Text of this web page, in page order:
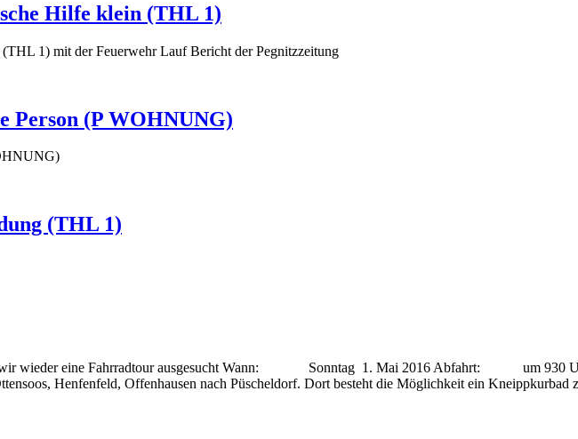
Hilfe klein (THL 1)
1) mit der Feuerwehr Lauf Bericht der Pegnitzzeitung
Person (P WOHNUNG)
(THL 1)
wir wieder eine Fahrradtour ausgesucht Wann: Sonntag 1. Mai 2016 Abfahrt: um
Henfenfeld, Offenhausen nach Püscheldorf. Dort besteht die Möglichkeit ein Kneippkurbad